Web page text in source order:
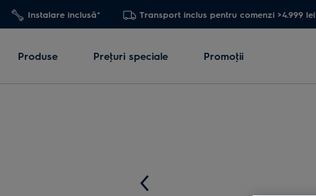
Instalare inclusă* Transport inclus pentru comenzi >4.999 lei
Produse Preţuri speciale Promoţii